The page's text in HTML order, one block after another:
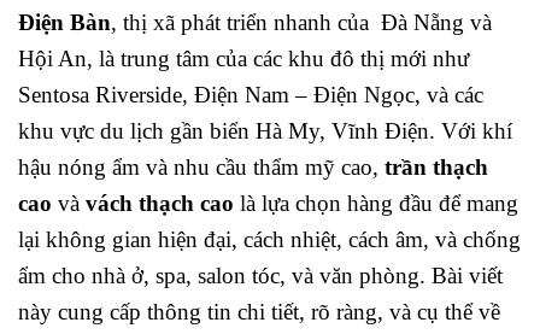
Điện Bàn, thị xã phát triển nhanh của Đà Nẵng và
Hội An, là trung tâm của các khu đô thị mới như
Sentosa Riverside, Điện Nam – Điện Ngọc, và các
khu vực du lịch gần biển Hà My, Vĩnh Điện. Với khí
hậu nóng ẩm và nhu cầu thẩm mỹ cao, trần thạch
cao và vách thạch cao là lựa chọn hàng đầu để mang
lại không gian hiện đại, cách nhiệt, cách âm, và chống
ẩm cho nhà ở, spa, salon tóc, và văn phòng. Bài viết
này cung cấp thông tin chi tiết, rõ ràng, và cụ thể về